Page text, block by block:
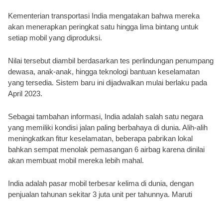
Kementerian transportasi India mengatakan bahwa mereka
akan menerapkan peringkat satu hingga lima bintang untuk
setiap mobil yang diproduksi.
Nilai tersebut diambil berdasarkan tes perlindungan penumpang
dewasa, anak-anak, hingga teknologi bantuan keselamatan
yang tersedia. Sistem baru ini dijadwalkan mulai berlaku pada
April 2023.
Sebagai tambahan informasi, India adalah salah satu negara
yang memiliki kondisi jalan paling berbahaya di dunia. Alih-alih
meningkatkan fitur keselamatan, beberapa pabrikan lokal
bahkan sempat menolak pemasangan 6 airbag karena dinilai
akan membuat mobil mereka lebih mahal.
India adalah pasar mobil terbesar kelima di dunia, dengan
penjualan tahunan sekitar 3 juta unit per tahunnya. Maruti